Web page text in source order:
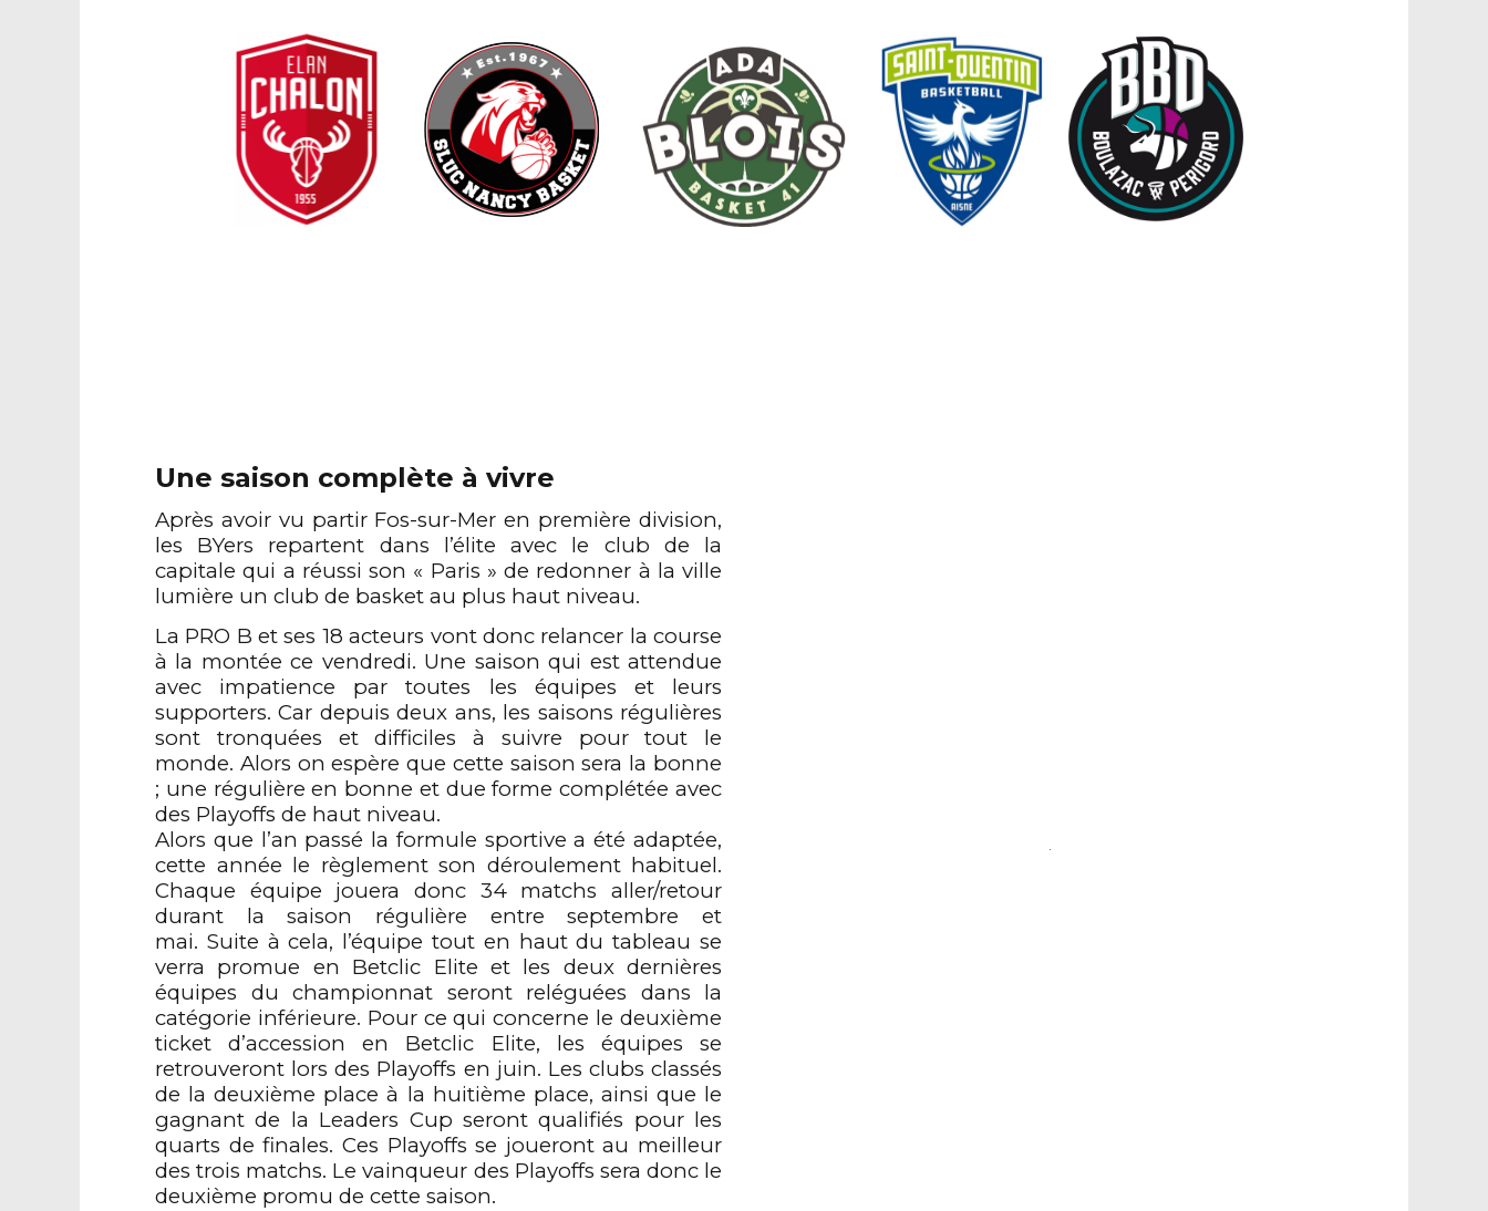
Une saison complète à vivre
Après avoir vu partir Fos-sur-Mer en première division,
les BYers repartent dans l’élite avec le club de la
capitale qui a réussi son « Paris » de redonner à la ville
lumière un club de basket au plus haut niveau.
La PRO B et ses 18 acteurs vont donc relancer la course
à la montée ce vendredi. Une saison qui est attendue
avec impatience par toutes les équipes et leurs
supporters. Car depuis deux ans, les saisons régulières
sont tronquées et difficiles à suivre pour tout le
monde. Alors on espère que cette saison sera la bonne
; une régulière en bonne et due forme complétée avec
des Playoffs de haut niveau.
Alors que l’an passé la formule sportive a été adaptée,
cette année le règlement son déroulement habituel.
Chaque équipe jouera donc 34 matchs aller/retour
durant la saison régulière entre septembre et
mai. Suite à cela, l’équipe tout en haut du tableau se
verra promue en Betclic Elite et les deux dernières
équipes du championnat seront reléguées dans la
catégorie inférieure. Pour ce qui concerne le deuxième
ticket d’accession en Betclic Elite, les équipes se
retrouveront lors des Playoffs en juin. Les clubs classés
de la deuxième place à la huitième place, ainsi que le
gagnant de la Leaders Cup seront qualifiés pour les
quarts de finales. Ces Playoffs se joueront au meilleur
des trois matchs. Le vainqueur des Playoffs sera donc le
deuxième promu de cette saison.